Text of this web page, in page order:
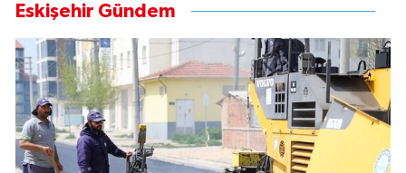
Eskişehir Gündem